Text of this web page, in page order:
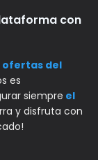
con
ofertas del
es
siempre el
y disfruta con